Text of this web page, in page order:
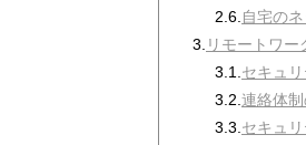
2.6.自宅の
3. リモートワ
3.1.セキュ
3.2.連絡体
3.3.セキュ